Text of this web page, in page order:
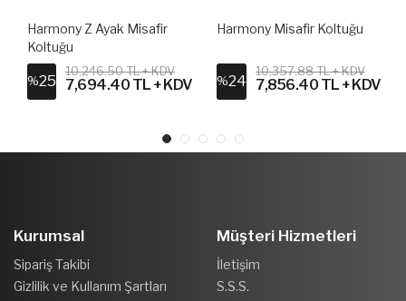
Harmony Z Ayak Misafir
Koltuğu
%25
10,246.50 TL + KDV
7,694.40 TL + KDV
Harmony Misafir Koltuğu
%24
10,357.88 TL + KDV
7,856.40 TL + KDV
Kurumsal
Sipariş Takibi
Gizlilik ve Kullanım Şartları
Müşteri Hizmetleri
İletişim
S.S.S.